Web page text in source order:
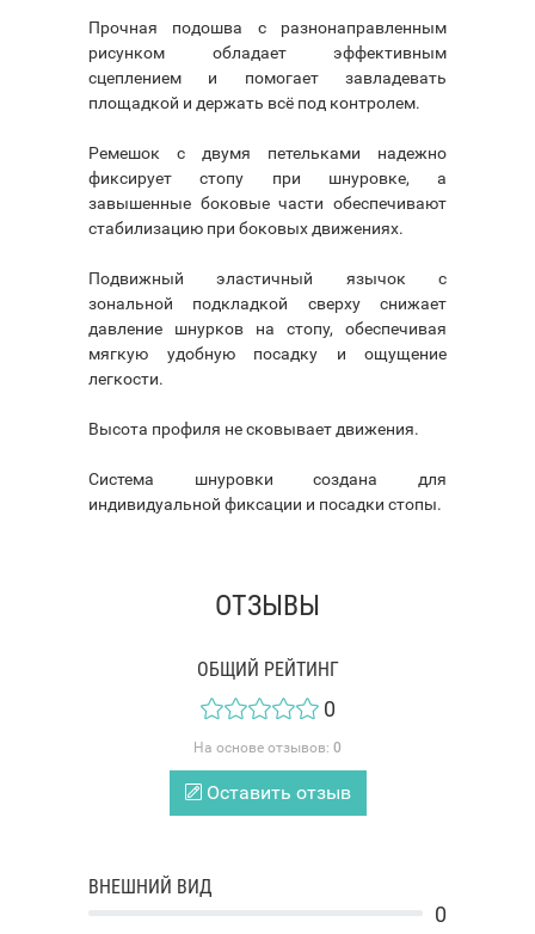
Прочная подошва с разнонаправленным
рисунком обладает эффективным
сцеплением и помогает завладевать
площадкой и держать всё под контролем.
Ремешок с двумя петельками надежно
фиксирует стопу при шнуровке, а
завышенные боковые части обеспечивают
стабилизацию при боковых движениях.
Подвижный эластичный язычок с
зональной подкладкой сверху снижает
давление шнурков на стопу, обеспечивая
мягкую удобную посадку и ощущение
легкости.
Высота профиля не сковывает движения.
Система шнуровки создана для
индивидуальной фиксации и посадки стопы.
ОТЗЫВЫ
ОБЩИЙ РЕЙТИНГ
0
На основе отзывов: 0
Оставить отзыв
ВНЕШНИЙ ВИД
0